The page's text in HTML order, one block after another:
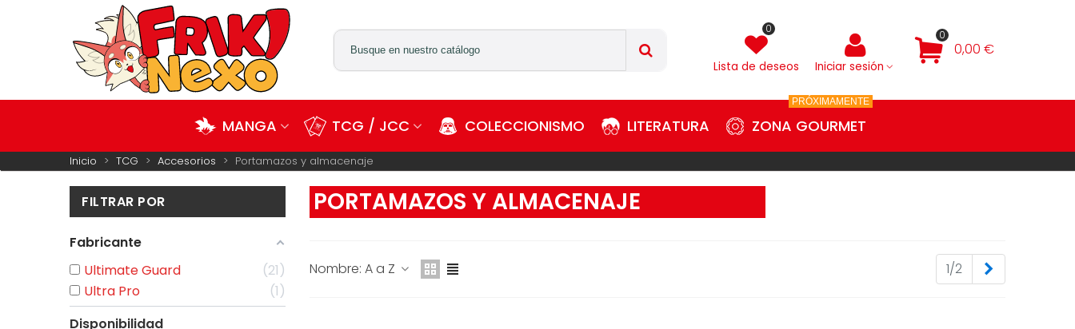
0
Lista de deseos Iniciar sesión
0
0,00 €
MANGA TCG / JCC COLECCIONISMO LITERATURA ZONA GOURMET
PRÓXIMAMENTE
Inicio > TCG > Accesorios > Portamazos y almacenaje
FILTRAR POR
Fabricante
Ultimate Guard
21
Ultra Pro
1
PORTAMAZOS Y ALMACENAJE
Nombre: A a Z 1/2